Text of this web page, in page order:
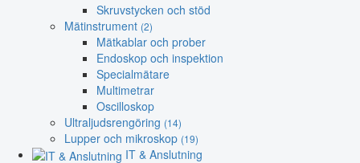
Skruvstycken och stöd
Mätinstrument (2)
Mätkablar och prober
Endoskop och inspektion
Specialmätare
Multimetrar
Oscilloskop
Ultraljudsrengöring (14)
Lupper och mikroskop (19)
IT & Anslutning